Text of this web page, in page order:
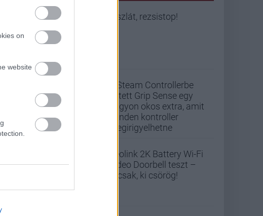
on
website
Viszlát, rezsistop!
A Steam Controllerbe
rejtett Grip Sense egy
nagyon okos extra, amit
minden kontroller
megirigyelhetne
Reolink 2K Battery Wi-Fi
Video Doorbell teszt –
Nicsak, ki csörög!